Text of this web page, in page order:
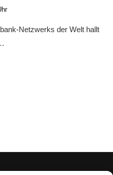
Netzwerks der Welt hallt